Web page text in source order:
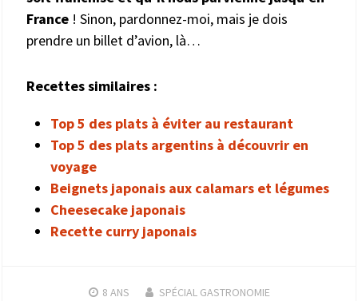
France ! Sinon, pardonnez-moi, mais je dois
prendre un billet d’avion, là…
Recettes similaires :
Top 5 des plats à éviter au restaurant
Top 5 des plats argentins à découvrir en
voyage
Beignets japonais aux calamars et légumes
Cheesecake japonais
Recette curry japonais
8 ANS SPÉCIAL GASTRONOMIE